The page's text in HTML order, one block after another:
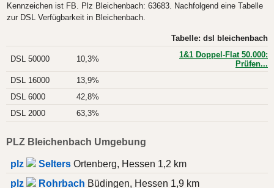
Kennzeichen ist FB. Plz Bleichenbach: 63683. Nachfolgend eine Tabelle
zur DSL Verfügbarkeit in Bleichenbach.
Tabelle: dsl bleichenbach
DSL 50000 10,3%
1&1 Doppel-Flat 50.000:
Prüfen...
DSL 16000
13,9%
DSL 6000
42,8%
DSL 2000
63,3%
PLZ Bleichenbach Umgebung
plz Selters Ortenberg, Hessen 1,2 km
plz
Rohrbach Büdingen, Hessen 1,9 km